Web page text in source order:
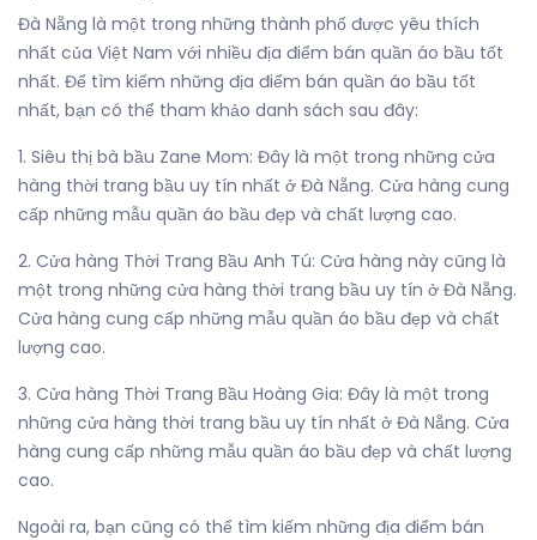
bạn. Màu sắc tương ứng với phong cách của bạn sẽ giúp
bạn trông thật tự tin và tự tin.
Đà Nẵng là một trong những thành phố được yêu thích
nhất của Việt Nam với nhiều địa điểm bán quần áo bầu tốt
nhất. Để tìm kiếm những địa điểm bán quần áo bầu tốt
nhất, bạn có thể tham khảo danh sách sau đây:
1. Siêu thị bà bầu Zane Mom: Đây là một trong những cửa
hàng thời trang bầu uy tín nhất ở Đà Nẵng. Cửa hàng cung
cấp những mẫu quần áo bầu đẹp và chất lượng cao.
2. Cửa hàng Thời Trang Bầu Anh Tú: Cửa hàng này cũng là
một trong những cửa hàng thời trang bầu uy tín ở Đà Nẵng.
Cửa hàng cung cấp những mẫu quần áo bầu đẹp và chất
lượng cao.
3. Cửa hàng Thời Trang Bầu Hoàng Gia: Đây là một trong
những cửa hàng thời trang bầu uy tín nhất ở Đà Nẵng. Cửa
hàng cung cấp những mẫu quần áo bầu đẹp và chất lượng
cao.
Ngoài ra, bạn cũng có thể tìm kiếm những địa điểm bán